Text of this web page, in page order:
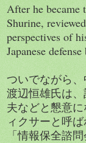
After he became
Shurine,
perspectives of
Japanese
ついでながら
渡辺恒雄氏は
夫などと懇意
ィクサーと呼
「情報保全諮